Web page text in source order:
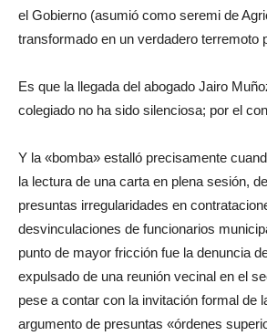
el Gobierno (asumió como seremi de
transformado en un verdadero terremoto
Es que la llegada del abogado Jairo
colegiado no ha sido silenciosa; por el
Y la «bomba» estalló precisamente
la lectura de una carta en plena sesión,
presuntas irregularidades en
desvinculaciones de funcionarios
punto de mayor fricción fue la denuncia
expulsado de una reunión vecinal en el
pese a contar con la invitación formal de
argumento de presuntas «órdenes